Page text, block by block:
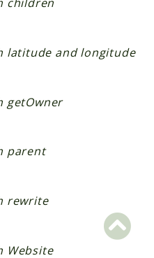
latitude and longitude
getOwner
parent
rewrite
Website